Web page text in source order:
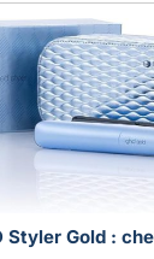
Styler Gold :